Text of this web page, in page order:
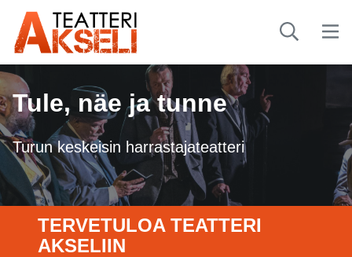
Tule, näe ja tunne
Turun keskeisin harrastajateatteri
TERVETULOA TEATTERI
AKSELIIN